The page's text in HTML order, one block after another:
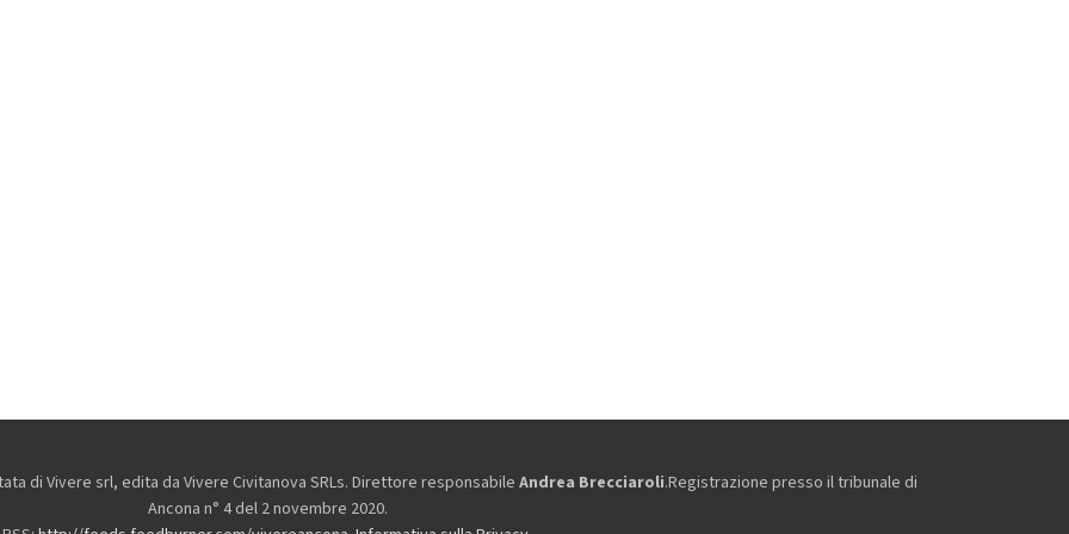
di Vivere srl, edita da Vivere Civitanova SRLs. Direttore responsabile Andrea Brecciaroli.Registrazione presso il tribunale di
Ancona n° 4 del 2 novembre 2020.